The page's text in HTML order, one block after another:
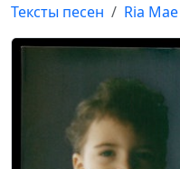
Тексты песен Ria Mae